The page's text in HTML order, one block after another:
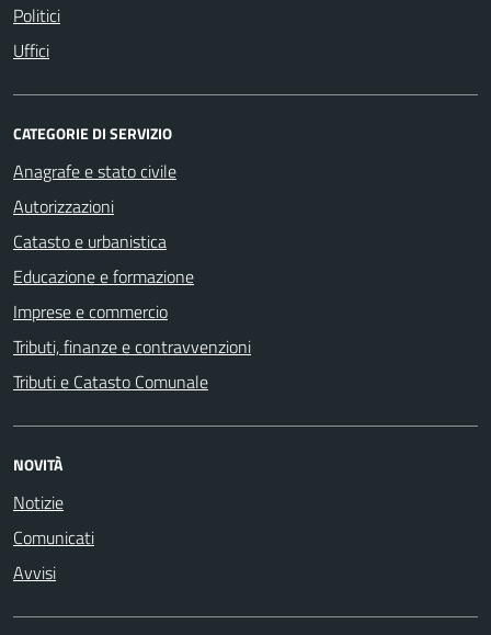
Politici
Uffici
CATEGORIE DI SERVIZIO
Anagrafe e stato civile
Autorizzazioni
Catasto e urbanistica
Educazione e formazione
Imprese e commercio
Tributi, finanze e contravvenzioni
Tributi e Catasto Comunale
NOVITÀ
Notizie
Comunicati
Avvisi